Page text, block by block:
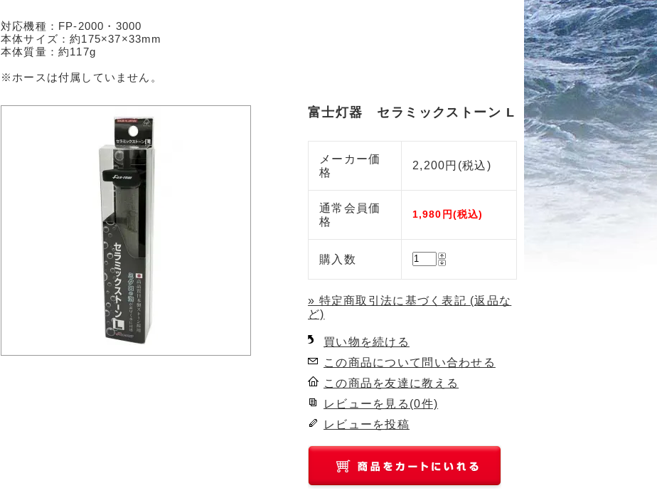
対応機種：FP-2000・3000
本体サイズ：約175×37×33mm
本体質量：約117g
※ホースは付属していません。
富士灯器 セラミックストーン L
メーカー価
格
2,200円(税込)
通常会員価
格
1,980円(税込)
購入数
» 特定商取引法に基づく表記 (返品な
ど)
買い物を続ける
この商品について問い合わせる
この商品を友達に教える
レビューを見る(0件)
レビューを投稿